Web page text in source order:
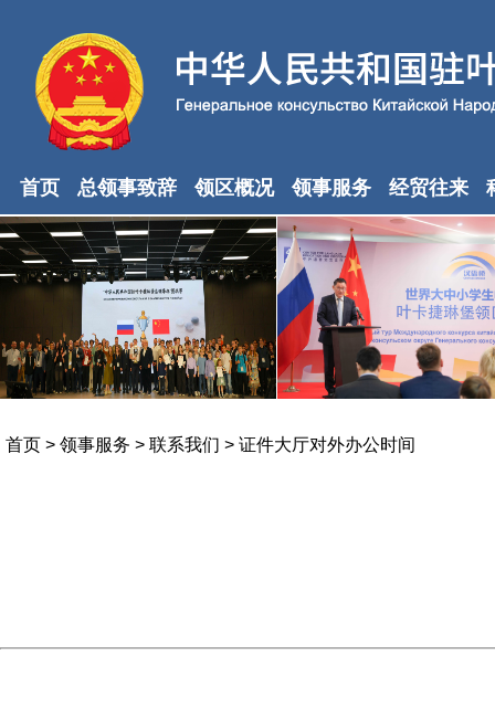
首页 总领事致辞 领区概况 领事服务 经贸往来
首页 > 领事服务 > 联系我们 > 证件大厅对外办公时间